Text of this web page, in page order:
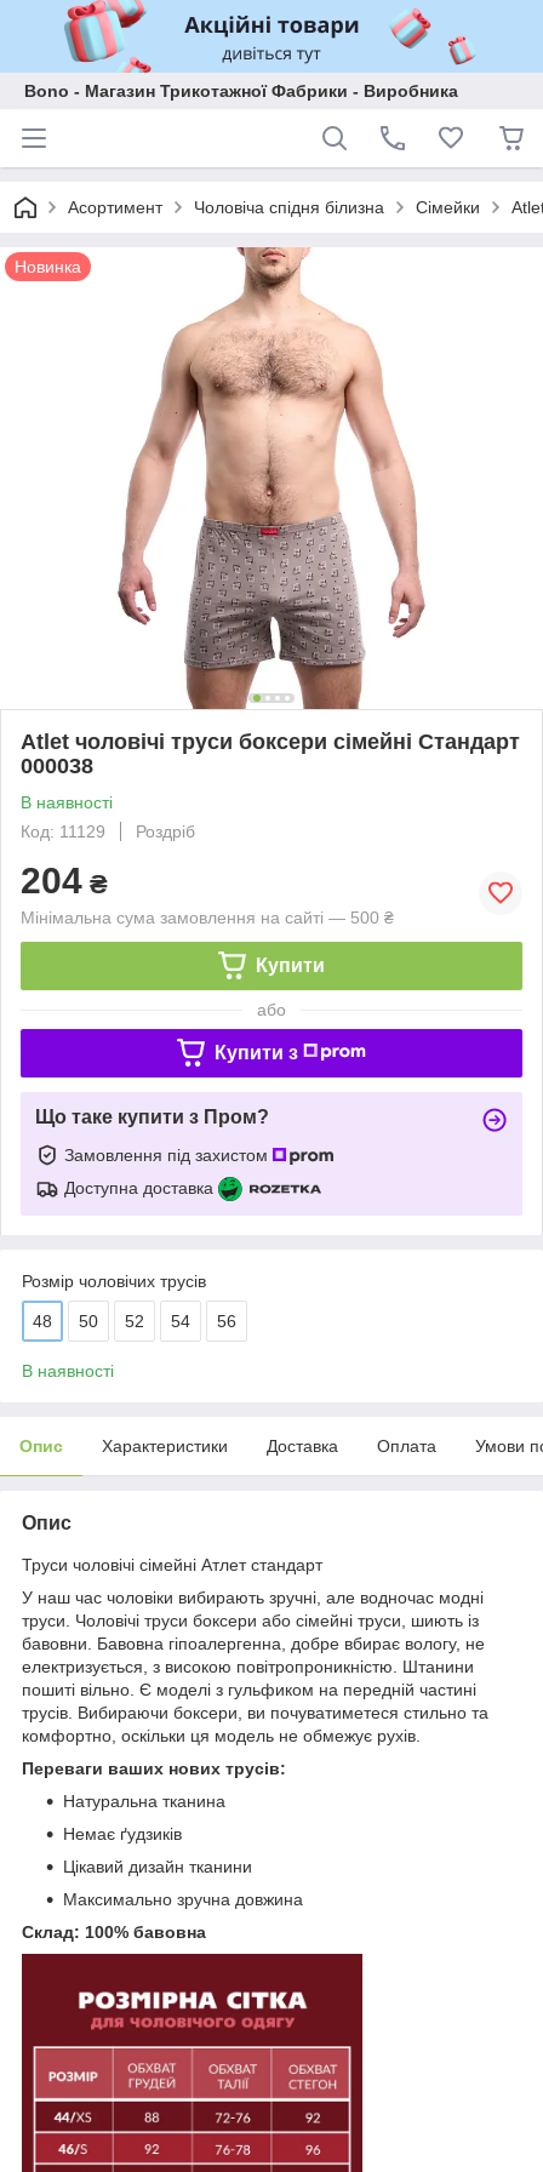
Bono - Магазин Трикотажної Фабрики - Виробника
Асортимент Чоловіча спідня білизна Сімейки
Новинка
Atlet чоловічі труси боксери сімейні Стандарт
000038
В наявності
Код: 11129
Роздріб
204 ₴
Мінімальна сума замовлення на сайті — 500 ₴
Купити
або
Купити з
Що таке купити з Пром?
Замовлення під захистом
Доступна доставка
Розмір чоловічих трусів
48 50 52 54 56
В наявності
Опис Характеристики Доставка Оплата Умови
Опис
Труси чоловічі сімейні Атлет стандарт
У наш час чоловіки вибирають зручні, але водночас модні
труси. Чоловічі труси боксери або сімейні труси, шиють із
бавовни. Бавовна гіпоалергенна, добре вбирає вологу, не
електризується, з високою повітропроникністю. Штанини
пошиті вільно. Є моделі з гульфиком на передній частині
трусів. Вибираючи боксери, ви почуватиметеся стильно та
комфортно, оскільки ця модель не обмежує рухів.
Переваги ваших нових трусів:
Натуральна тканина
Немає ґудзиків
Цікавий дизайн тканини
Максимально зручна довжина
Склад: 100% бавовна